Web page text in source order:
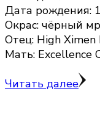
Дата рождения:
Окрас: чёрный
Отец: High
Мать: Excellence
Читать далее